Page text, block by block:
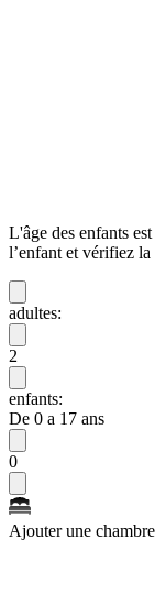
L'âge des enfants
l’enfant et vérifiez
adultes:
2
enfants:
De 0 a 17 ans
0
Ajouter une chambre